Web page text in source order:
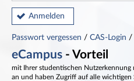
Anmelden
Passwort vergessen / CAS-Login /
eCampus - Vorteil
mit Ihrer studentischen Nutzerkennung
an und haben Zugriff auf alle wichtigen